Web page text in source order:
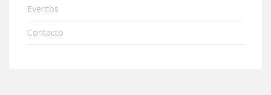
Eventos
Contacto